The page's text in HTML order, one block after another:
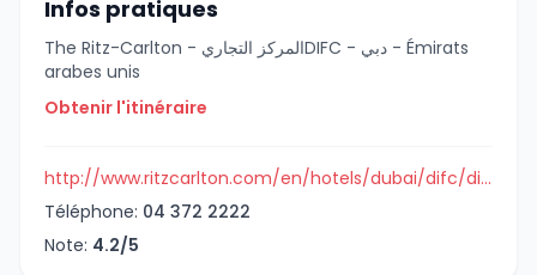
Infos pratiques
The Ritz-Carlton - المركز التجاريDIFC - دبي - Émirats
arabes unis
Obtenir l'itinéraire
http://www.ritzcarlton.com/en/hotels/dubai/difc/dining/sunken-garden
Téléphone: 04 372 2222
Note: 4.2/5